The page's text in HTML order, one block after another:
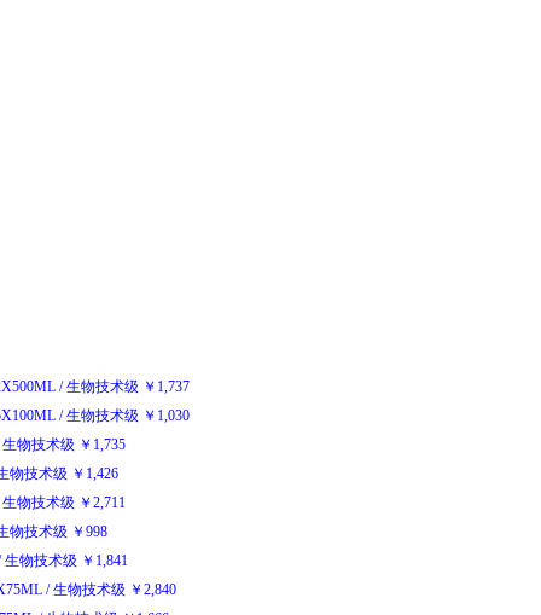
/ 生物技术级 ￥ 1,737
/ 生物技术级 ￥ 1,030
生物技术级 ￥ 1,735
物技术级 ￥ 1,426
生物技术级 ￥ 2,711
物技术级 ￥ 998
生物技术级 ￥ 1,841
/ 生物技术级 ￥ 2,840